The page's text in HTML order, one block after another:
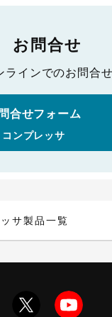
お問合せ
ラインでのお問合せ
合せフォーム
コンプレッサ
サ製品一覧